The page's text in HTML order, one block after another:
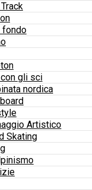
fondo
gli sci
nordica
Artistico
Skating